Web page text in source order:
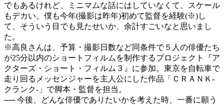
でもあるけれど、ミニマムな話にはしていなくて、スケール
もデカい。僕も今年(撮影は昨年)初めて監督を経験(※)し
て、そういう目でも見たせいか、余計すごいなと思いまし
た。
※高良さんは、予算・撮影日数など同条件で５人の俳優たち
が25分以内のショートフィルムを制作するプロジェクト『ア
クターズ・ショート・フィルム３』に参加。東京を自転車で
走り回るメッセンジャーを主人公にした作品「ＣＲＡＮＫ-
クランク-」で脚本・監督を担当。
── 今後、どんな俳優でありたいかを考えた時、一番に願う